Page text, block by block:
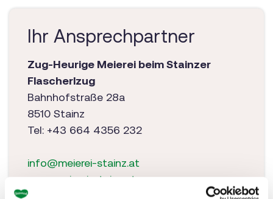
Ihr Ansprechpartner
Zug-Heurige Meierei beim Stainzer
Flascherlzug
Bahnhofstraße 28a
8510 Stainz
Tel: +43 664 4356 232
info@meierei-stainz.at
www.meierei-stainz.at